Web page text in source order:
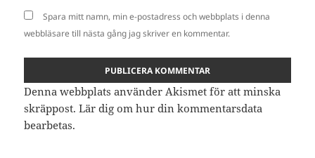
Spara mitt namn, min e-postadress och webbplats i denna
webbläsare till nästa gång jag skriver en kommentar.
Denna webbplats använder Akismet för att minska
skräppost.Lär dig om hur din kommentarsdata
bearbetas.